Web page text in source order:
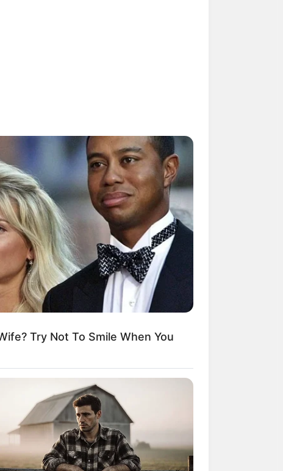
ข้ามาคือเรื่องของ
วงปีนี้จะมีเพื่อน
ห้กับคุณ เพียงแค่
อุบัติเหตุอุปสรรค
Try Not To Smile When You